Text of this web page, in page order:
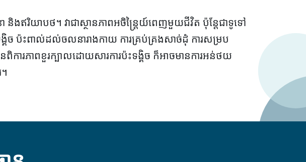
ងឥរិយាបថ។ វាជាស្ថានភាពអចិន្ត្រៃយ៍ពេញមួយជីវិត ប៉ុន្តែជាទូទៅ
គិច ប៉ះពាល់ដល់ចលនារាងកាយ ការគ្រប់គ្រងសាច់ដុំ ការសម្រប
ការភាពខួរក្បាលដោយសារការប៉ះទង្គិច ក៏អាចមានការអន់ថយ